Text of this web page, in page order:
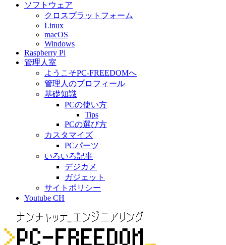
ソフトウェア
クロスプラットフォーム
Linux
macOS
Windows
Raspberry Pi
管理人室
ようこそPC-FREEDOMへ
管理人のプロフィール
基礎知識
PCの使い方
Tips
PCの選び方
カスタマイズ
PCパーツ
いろいろ記事
デジカメ
ガジェット
サイトポリシー
Youtube CH